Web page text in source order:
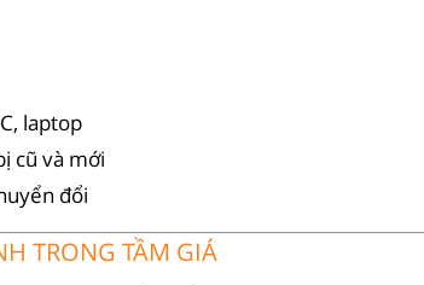
laptop
cũ và mới
đổi
TRONG TẦM GIÁ